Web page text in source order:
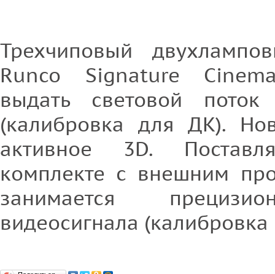
Трехчиповый
Runco Signature
выдать световой
(калибровка для ДК).
активное 3D.
комплекте с внешним
занимается
видеосигнала (калибровка